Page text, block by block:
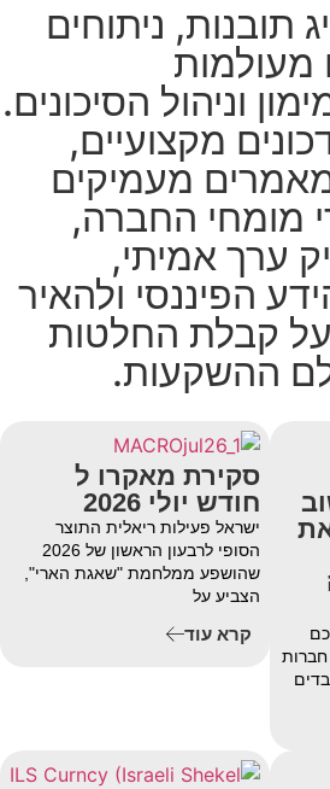
תובנות, ניתוחים
מעולמות
וניהול הסיכונים.
מקצועיים,
מעמיקים
מומחי החברה,
ערך אמיתי,
הפיננסי ולהאיר
על קבלת החלטות
ההשקעות.
חברות
סקירת מאקרו ל
חודש יולי 2026
ישראל פעילות ריאלית התוצר
הסופי לרבעון הראשון של 2026
שהושפע ממלחמת "שאגת הארי",
הצביע על
קרא עוד